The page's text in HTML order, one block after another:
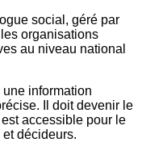
social, géré par
organisations
au niveau national
une information
Il doit devenir le
accessible pour le
décideurs.